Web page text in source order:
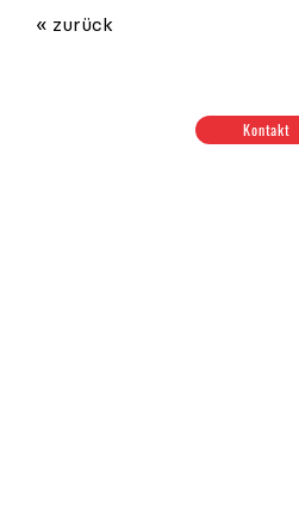
« zurück
Kontakt